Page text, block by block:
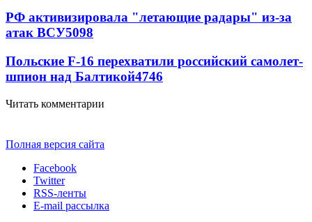
РФ активизировала "летающие радары" из-за
атак ВСУ5098
Польские F-16 перехватили российский самолет-
шпион над Балтикой4746
Читать комментарии
Полная версия сайта
Facebook
Twitter
RSS-ленты
E-mail рассылка